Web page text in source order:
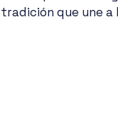
tradición que une a